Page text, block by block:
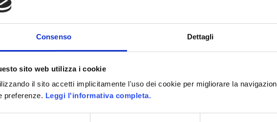
Consenso Dettagli
sito web utilizza i cookie
il sito accetti implicitamente l'uso dei cookie per migliorare la
preferenze. Leggi l'informativa completa.
Proudly powered by WordPress